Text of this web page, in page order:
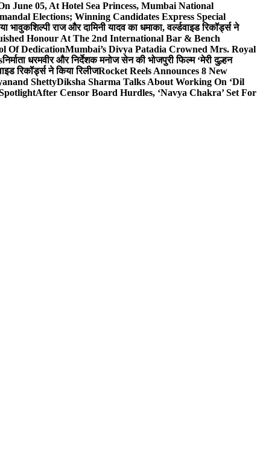
June 05, At Hotel Sea Princess, Mumbai National
Elections; Winning Candidates Express Special
भावुकशिल्पी राज और दामिनी यादव का धमाका, वर्ल्डवाइड रिकॉर्ड्स ने
Honour At The 2nd International Bar & Bench
Of DedicationMumbai’s Divya Patadia Crowned Mrs. Royal
निर्माता धरमवीर और निर्देशक मनोज सेन की भोजपुरी फिल्म ‘मेरी दुल्हन
रिकॉर्ड्स ने किया रिलीजRocket Reels Announces 8 New
ShettyDiksha Sharma Talks About Working On ‘Dil
After Censor Board Hurdles, ‘Navya Chakra’ Set For